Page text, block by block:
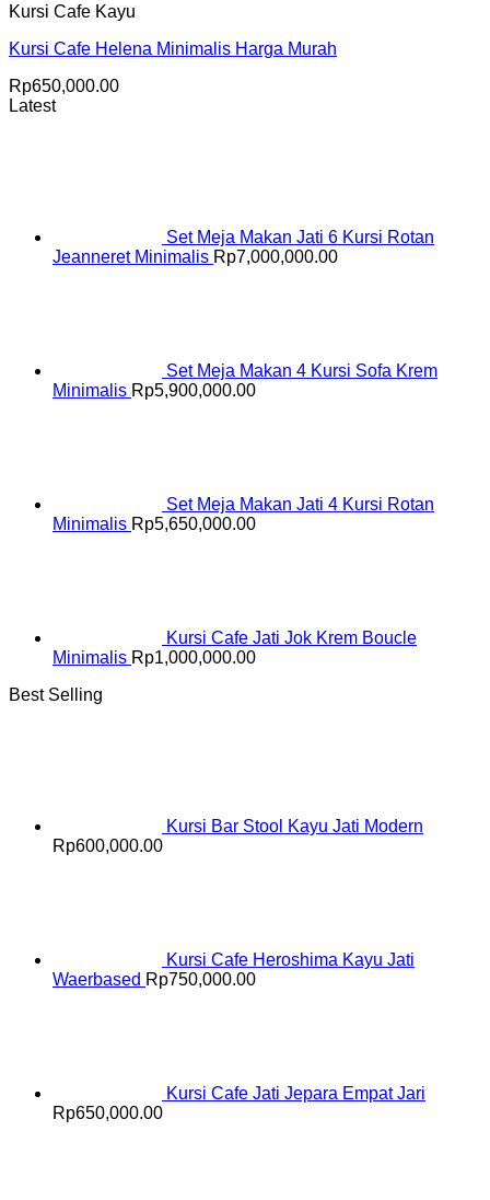
Kursi Cafe Kayu
Kursi Cafe Helena Minimalis Harga Murah
Rp650,000.00
Latest
Set Meja Makan Jati 6 Kursi Rotan
Jeanneret Minimalis Rp7,000,000.00
Set Meja Makan 4 Kursi Sofa Krem
Minimalis Rp5,900,000.00
Set Meja Makan Jati 4 Kursi Rotan
Minimalis Rp5,650,000.00
Kursi Cafe Jati Jok Krem Boucle
Minimalis Rp1,000,000.00
Best Selling
Kursi Bar Stool Kayu Jati Modern
Rp600,000.00
Kursi Cafe Heroshima Kayu Jati
Waerbased Rp750,000.00
Kursi Cafe Jati Jepara Empat Jari
Rp650,000.00